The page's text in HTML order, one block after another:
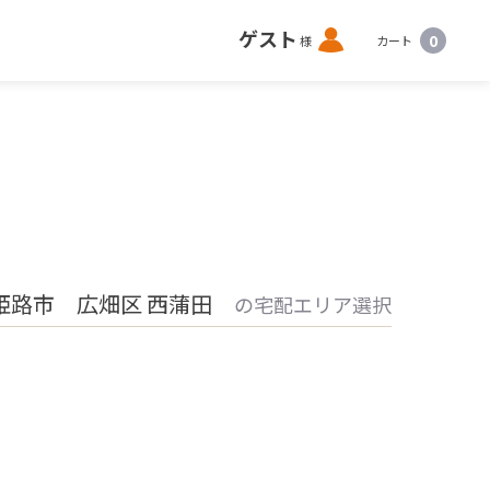
ゲスト 様 ロ
グ
カート 0
市 広畑区 西蒲田 の宅配エリア選択